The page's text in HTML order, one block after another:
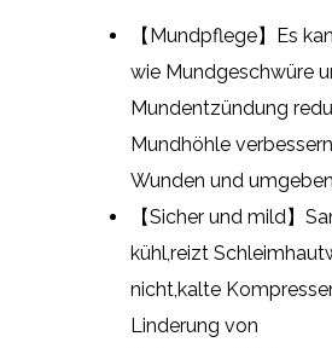
【Mundpflege】Es
wie Mundgeschwüre
Mundentzündung
Mundhöhle
Wunden und
【Sicher und mild】
kühl,reizt
nicht,kalte
Linderung von